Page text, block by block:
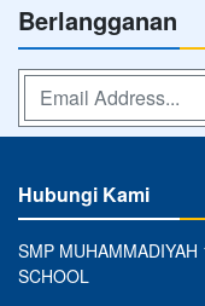
Berlangganan
Hubungi Kami
SMP
SCHOOL